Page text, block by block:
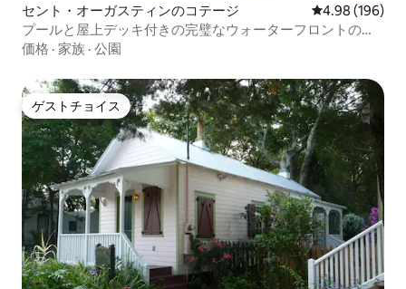
セント・オーガスティンのコテージ レビュー196
4.98 (196)
プールと屋上デッキ付きの完璧なウォーターフロントの隠
れ家的な宿泊先
価格 · 家族 · 公園
ゲストチョイス
ゲストチョイス